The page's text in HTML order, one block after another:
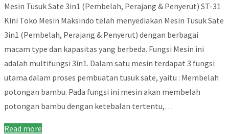
Mesin Tusuk Sate 3in1 (Pembelah, Perajang & Penyerut) ST-31
Kini Toko Mesin Maksindo telah menyediakan Mesin Tusuk Sate
3in1 (Pembelah, Perajang & Penyerut) dengan berbagai
macam type dan kapasitas yang berbeda. Fungsi Mesin ini
adalah multifungsi 3in1. Dalam satu mesin terdapat 3 fungsi
utama dalam proses pembuatan tusuk sate, yaitu : Membelah
potongan bambu. Pada fungsi ini mesin akan membelah
potongan bambu dengan ketebalan tertentu,…
Read more